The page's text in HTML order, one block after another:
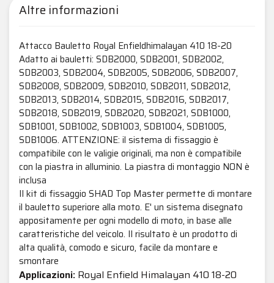
Altre informazioni
Attacco Bauletto Royal Enfieldhimalayan 410 18-20
Adatto ai bauletti: SDB2000, SDB2001, SDB2002,
SDB2003, SDB2004, SDB2005, SDB2006, SDB2007,
SDB2008, SDB2009, SDB2010, SDB2011, SDB2012,
SDB2013, SDB2014, SDB2015, SDB2016, SDB2017,
SDB2018, SDB2019, SDB2020, SDB2021, SDB1000,
SDB1001, SDB1002, SDB1003, SDB1004, SDB1005,
SDB1006. ATTENZIONE: il sistema di fissaggio è
compatibile con le valigie originali, ma non è compatibile
con la piastra in alluminio. La piastra di montaggio NON è
inclusa
Il kit di fissaggio SHAD Top Master permette di montare
il bauletto superiore alla moto. E' un sistema disegnato
appositamente per ogni modello di moto, in base alle
caratteristiche del veicolo. Il risultato è un prodotto di
alta qualità, comodo e sicuro, facile da montare e
smontare
Applicazioni: Royal Enfield Himalayan 410 18-20